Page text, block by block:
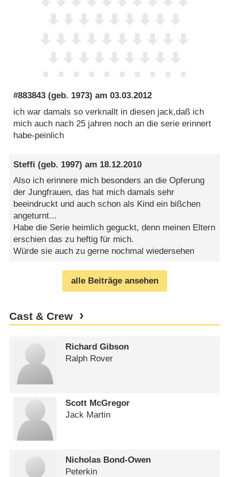
#883843 (geb. 1973) am03.03.2012
ich war damals so verknallt in diesen jack,daß ich
mich auch nach 25 jahren noch an die serie erinnert
habe-peinlich
Steffi (geb. 1997) am 18.12.2010
Also ich erinnere mich besonders an die Opferung
der Jungfrauen, das hat mich damals sehr
beeindruckt und auch schon als Kind ein bißchen
angeturnt...
Habe die Serie heimlich geguckt, denn meinen Eltern
erschien das zu heftig für mich.
Würde sie auch zu gerne nochmal wiedersehen
alle Beiträge ansehen
Cast & Crew
Richard Gibson
Ralph Rover
Scott McGregor
Jack Martin
Nicholas Bond-Owen
Peterkin